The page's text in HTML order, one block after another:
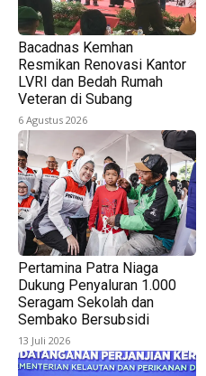
Bacadnas Kemhan
Resmikan Renovasi Kantor
LVRI dan Bedah Rumah
Veteran di Subang
6 Agustus 2026
Pertamina Patra Niaga
Dukung Penyaluran 1.000
Seragam Sekolah dan
Sembako Bersubsidi
13 Juli 2026